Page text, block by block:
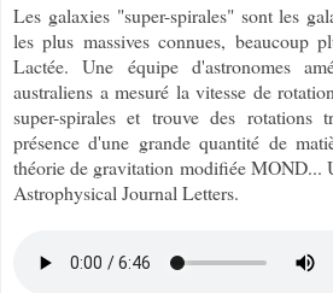
Les galaxies "super-spirales" sont les
les plus massives connues, beaucoup
Lactée. Une équipe d'astronomes
australiens a mesuré la vitesse de
super-spirales et trouve des rotations
présence d'une grande quantité de
théorie de gravitation modifiée MOND...
Astrophysical Journal Letters.